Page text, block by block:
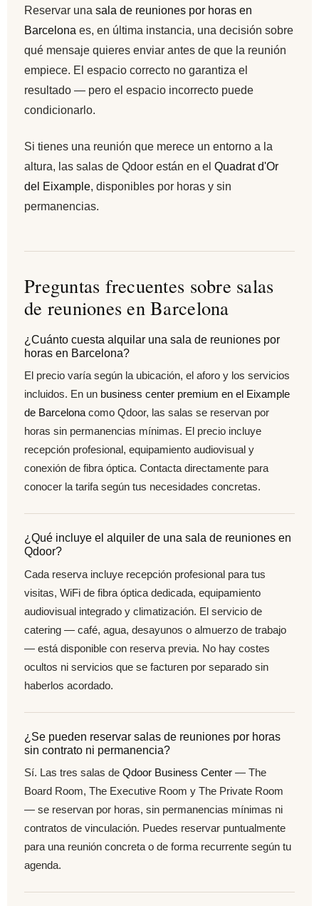
Reservar una sala de reuniones por horas en
Barcelona es, en última instancia, una decisión sobre
qué mensaje quieres enviar antes de que la reunión
empiece. El espacio correcto no garantiza el
resultado — pero el espacio incorrecto puede
condicionarlo.
Si tienes una reunión que merece un entorno a la
altura, las salas de Qdoor están en el Quadrat d'Or
del Eixample, disponibles por horas y sin
permanencias.
Preguntas frecuentes sobre salas
de reuniones en Barcelona
¿Cuánto cuesta alquilar una sala de reuniones por
horas en Barcelona?
El precio varía según la ubicación, el aforo y los servicios
incluidos. En un business center premium en el Eixample
de Barcelona como Qdoor, las salas se reservan por
horas sin permanencias mínimas. El precio incluye
recepción profesional, equipamiento audiovisual y
conexión de fibra óptica. Contacta directamente para
conocer la tarifa según tus necesidades concretas.
¿Qué incluye el alquiler de una sala de reuniones en
Qdoor?
Cada reserva incluye recepción profesional para tus
visitas, WiFi de fibra óptica dedicada, equipamiento
audiovisual integrado y climatización. El servicio de
catering — café, agua, desayunos o almuerzo de trabajo
— está disponible con reserva previa. No hay costes
ocultos ni servicios que se facturen por separado sin
haberlos acordado.
¿Se pueden reservar salas de reuniones por horas
sin contrato ni permanencia?
Sí. Las tres salas de Qdoor Business Center — The
Board Room, The Executive Room y The Private Room
— se reservan por horas, sin permanencias mínimas ni
contratos de vinculación. Puedes reservar puntualmente
para una reunión concreta o de forma recurrente según tu
agenda.